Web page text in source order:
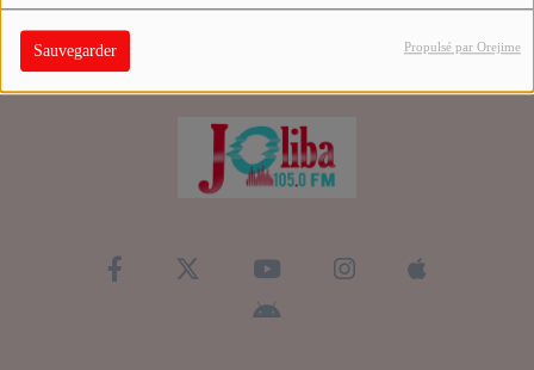
Sauvegarder Propulsé par Orejime